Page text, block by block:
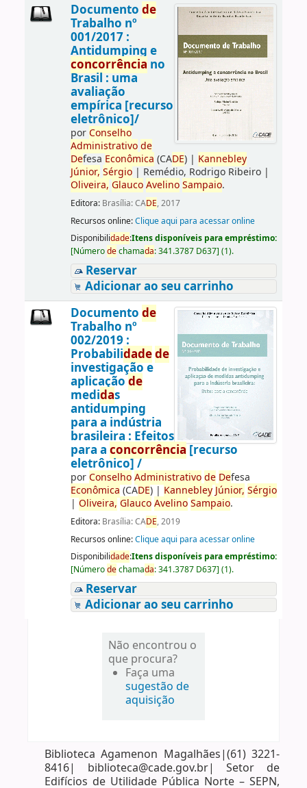
Documento de
Trabalho nº
001/2017 :
Antidumping e
concorrência no
Brasil : uma
avaliação
empírica [recurso
eletrônico]/
porConselho
Administrativo de
Defesa Econômica (CADE)| Kannebley
Júnior, Sérgio| Remédio, Rodrigo Ribeiro|
Oliveira, Glauco Avelino Sampaio.
Editora: Brasília: CADE, 2017
Recursos online:Clique aqui para acessar online
Disponibilidade:Itens disponíveis para empréstimo:
[Númerodechamada:341.3787 D637] (1).
Reservar
Adicionar ao seu carrinho
Documento de
Trabalho nº
002/2019 :
Probabilidadede
investigação e
aplicação de
medidas
antidumping
para a indústria
brasileira : Efeitos
para a concorrência [recurso
eletrônico] /
porConselho Administrativo de Defesa
Econômica (CADE)| Kannebley Júnior, Sérgio
| Oliveira, Glauco Avelino Sampaio.
Editora: Brasília: CADE, 2019
Recursos online:Clique aqui para acessar online
Disponibilidade:Itens disponíveis para empréstimo:
[Númerodechamada:341.3787 D637] (1).
Reservar
Adicionar ao seu carrinho
Não encontrou o
que procura?
Faça uma
sugestão de
aquisição
Biblioteca Agamenon Magalhães|(61) 3221-
8416| biblioteca@cade.gov.br| Setor de
Edifícios de Utilidade Pública Norte – SEPN,